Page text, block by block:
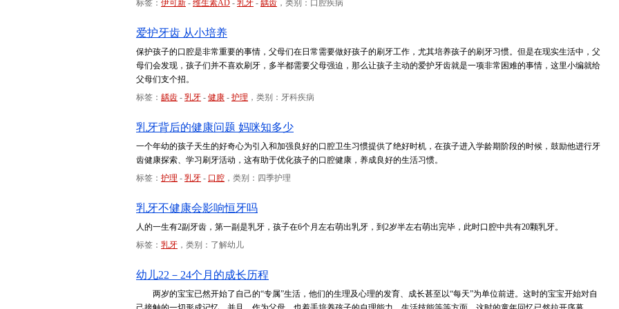
标签： 伊可新 - 维生素AD - 乳牙 - 龋齿 ，类别：口腔疾病
爱护牙齿 从小培养
保护孩子的口腔是非常重要的事情，父母们在日常需要做好孩子的刷牙工作，尤其培养孩子的刷牙习惯。但是在现实生活中，父
母们会发现，孩子们并不喜欢刷牙，多半都需要父母强迫，那么让孩子主动的爱护牙齿就是一项非常困难的事情，这里小编就给
父母们支个招。
标签： 龋齿 - 乳牙 - 健康 - 护理 ，类别：牙科疾病
乳牙背后的健康问题 妈咪知多少
一个年幼的孩子天生的好奇心为引入和加强良好的口腔卫生习惯提供了绝好时机，在孩子进入学龄期阶段的时候，鼓励他进行牙
齿健康探索、学习刷牙活动，这有助于优化孩子的口腔健康，养成良好的生活习惯。
标签： 护理 - 乳牙 - 口腔 ，类别：四季护理
乳牙不健康会影响恒牙吗
人的一生有2副牙齿，第一副是乳牙，孩子在6个月左右萌出乳牙，到2岁半左右萌出完毕，此时口腔中共有20颗乳牙。
标签： 乳牙 ，类别：了解幼儿
幼儿22－24个月的成长历程
两岁的宝宝已然开始了自己的“专属”生活，他们的生理及心理的发育、成长甚至以“每天”为单位前进。这时的宝宝开始对自